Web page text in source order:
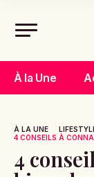
À la Une
À LA UNE
4 CONSEILS À
4